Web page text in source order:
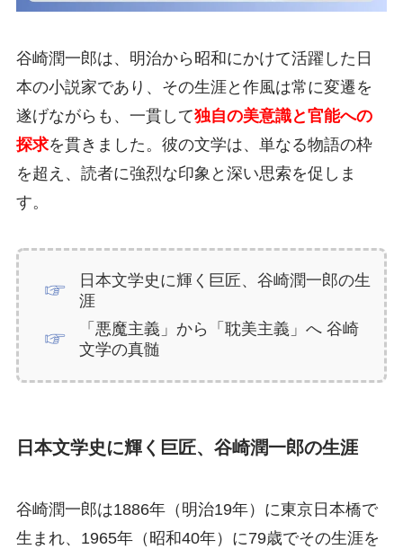
谷崎潤一郎は、明治から昭和にかけて活躍した日
本の小説家であり、その生涯と作風は常に変遷を
遂げながらも、一貫して独自の美意識と官能への
探求を貫きました。彼の文学は、単なる物語の枠
を超え、読者に強烈な印象と深い思索を促しま
す。
日本文学史に輝く巨匠、谷崎潤一郎の生
涯
「悪魔主義」から「耽美主義」へ 谷崎
文学の真髄
日本文学史に輝く巨匠、谷崎潤一郎の生涯
谷崎潤一郎は1886年（明治19年）に東京日本橋で
生まれ、1965年（昭和40年）に79歳でその生涯を